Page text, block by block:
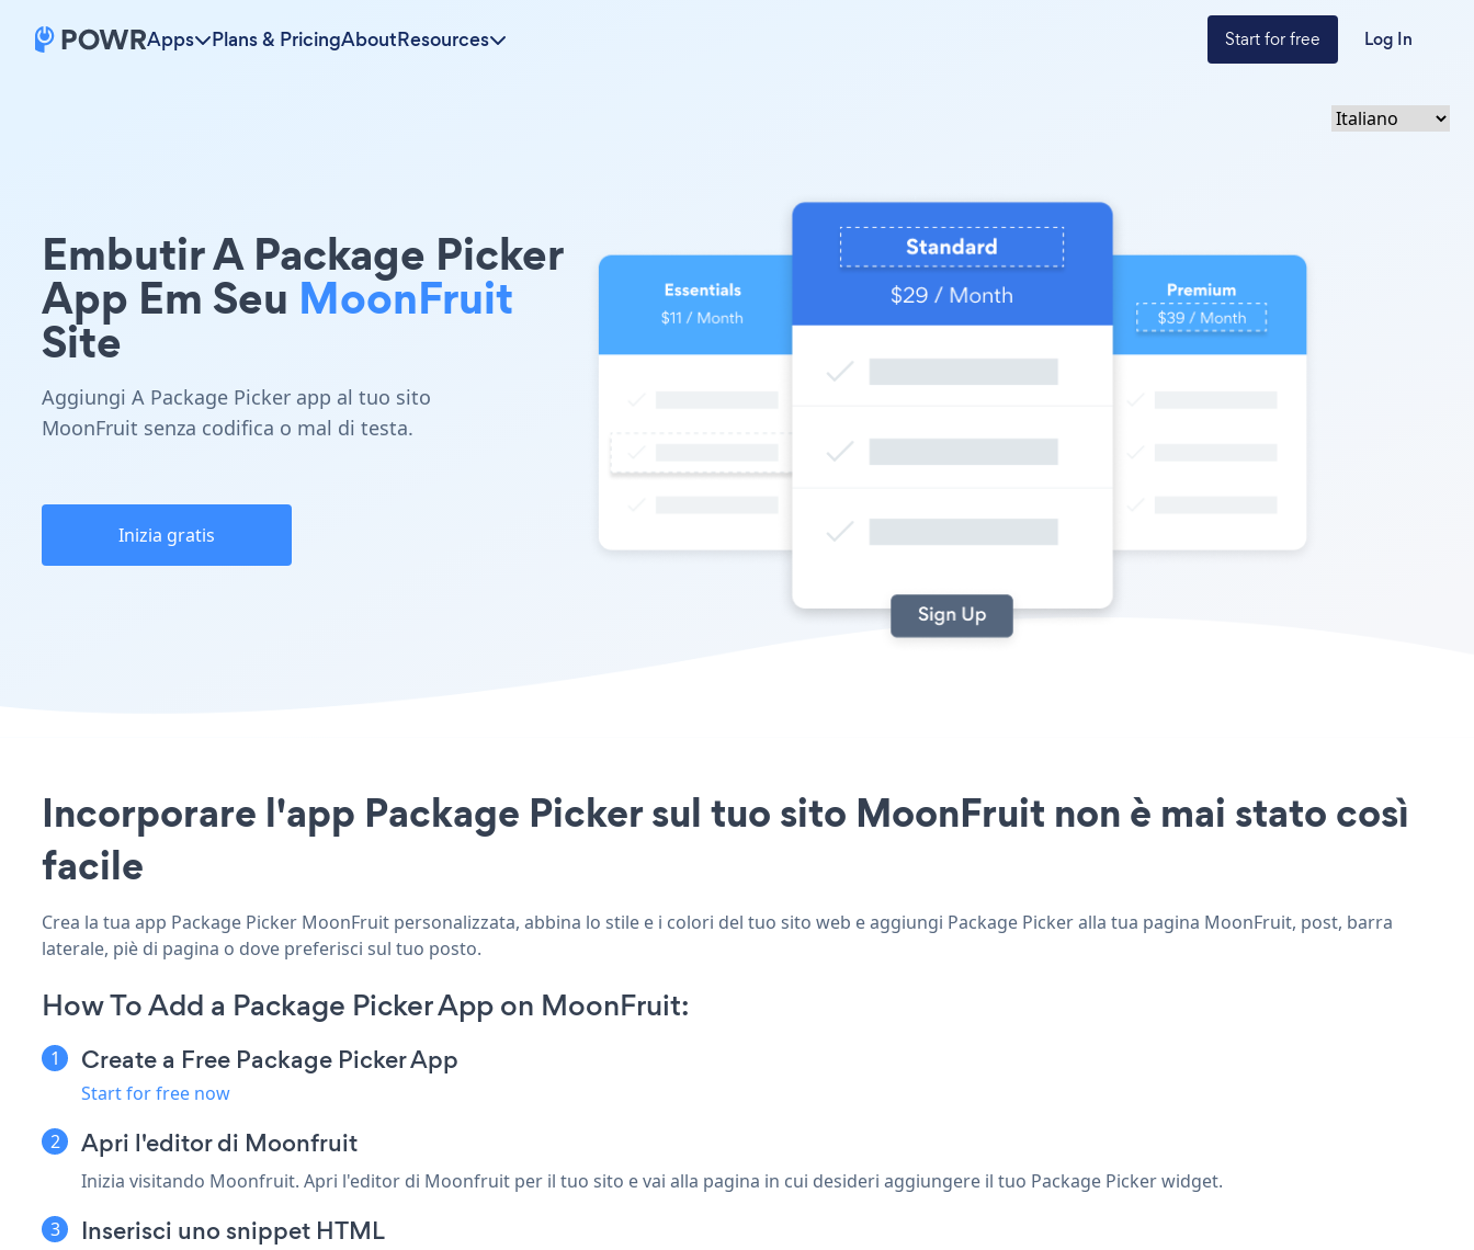
Apps Plans & PricingAboutResources Start for free Log In
Embutir A Package Picker
App Em Seu MoonFruit
Site
Aggiungi A Package Picker app al tuo sito
MoonFruit senza codifica o mal di testa.
Inizia gratis
Incorporare l'app Package Picker sul tuo sito MoonFruit non è mai stato così
facile
Crea la tua app Package Picker MoonFruit personalizzata, abbina lo stile e i colori del tuo sito web e aggiungi Package Picker alla tua pagina MoonFruit, post, barra
laterale, piè di pagina o dove preferisci sul tuo posto.
How To Add a Package Picker App on MoonFruit:
Create a Free Package Picker App
Start for free now
Apri l'editor di Moonfruit
Inizia visitando Moonfruit. Apri l'editor di Moonfruit per il tuo sito e vai alla pagina in cui desideri aggiungere il tuo Package Picker widget.
Inserisci uno snippet HTML